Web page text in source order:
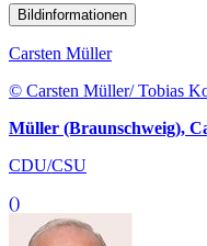
Bildinformationen
Carsten Müller
© Carsten Müller/ Tobias
Müller (Braunschweig),
CDU/CSU
()